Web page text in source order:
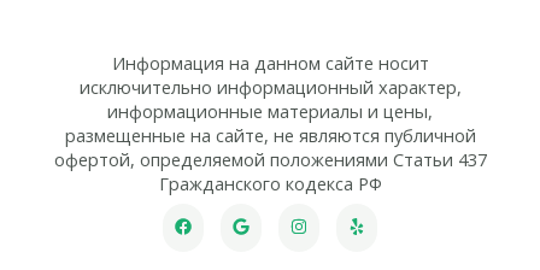
Информация на данном сайте носит
исключительно информационный характер,
информационные материалы и цены,
размещенные на сайте, не являются публичной
офертой, определяемой положениями Статьи 437
Гражданского кодекса РФ